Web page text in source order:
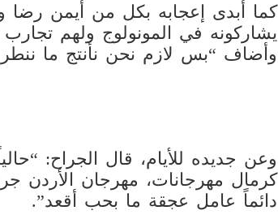
كما أبدى إعجابه بكل من أيمن
يشاركونه في المونولوج ولهم
وأضاف “بس لازم نحن نأنتج ما ننطر
وعن جديده للأيام، قال الجراح:
كرمال مهرجانات، مهرجان الأردن
دائماً عامل عجقة ما بحب أقعد”.